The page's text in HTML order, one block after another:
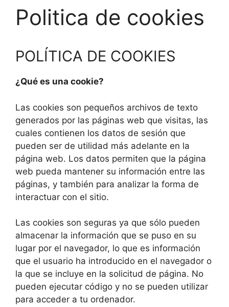
Politica de cookies
POLÍTICA DE COOKIES
¿Qué es una cookie?
Las cookies son pequeños archivos de texto
generados por las páginas web que visitas, las
cuales contienen los datos de sesión que
pueden ser de utilidad más adelante en la
página web. Los datos permiten que la página
web pueda mantener su información entre las
páginas, y también para analizar la forma de
interactuar con el sitio.
Las cookies son seguras ya que sólo pueden
almacenar la información que se puso en su
lugar por el navegador, lo que es información
que el usuario ha introducido en el navegador o
la que se incluye en la solicitud de página. No
pueden ejecutar código y no se pueden utilizar
para acceder a tu ordenador.